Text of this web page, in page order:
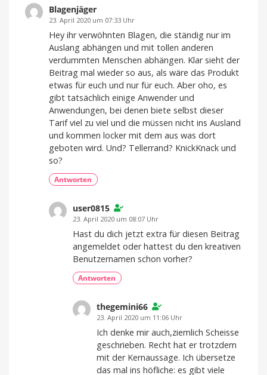
Blagenjäger
23. April 2020 um 07:33 Uhr
Hey ihr verwöhnten Blagen, die ständig nur im
Auslang abhängen und mit tollen anderen
verdummten Menschen abhängen. Klar sieht der
Beitrag mal wieder so aus, als wäre das Produkt
etwas für euch und nur für euch. Aber oho, es
gibt tatsächlich einige Anwender und
Anwendungen, bei denen biete selbst dieser
Tarif viel zu viel und die müssen nicht ins Ausland
und kommen locker mit dem aus was dort
geboten wird. Und? Tellerrand? KnickKnack und
so?
Antworten
user0815
23. April 2020 um 08:07 Uhr
Hast du dich jetzt extra für diesen Beitrag
angemeldet oder hattest du den kreativen
Benutzernamen schon vorher?
Antworten
thegemini66
23. April 2020 um 11:06 Uhr
Ich denke mir auch,ziemlich Scheisse
geschrieben. Recht hat er trotzdem
mit der Kernaussage. Ich übersetze
das mal ins höfliche: es gibt viele